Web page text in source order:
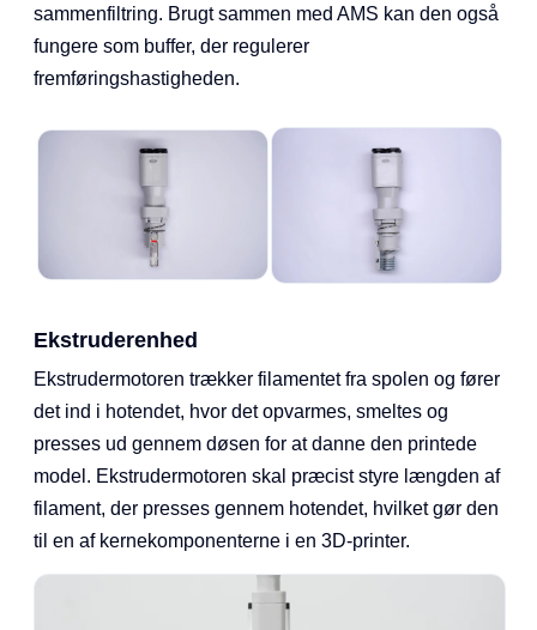
sammenfiltring. Brugt sammen med AMS kan den også
fungere som buffer, der regulerer
fremføringshastigheden.
Ekstruderenhed
Ekstrudermotoren trækker filamentet fra spolen og fører
det ind i hotendet, hvor det opvarmes, smeltes og
presses ud gennem døsen for at danne den printede
model. Ekstrudermotoren skal præcist styre længden af
filament, der presses gennem hotendet, hvilket gør den
til en af kernekomponenterne i en 3D-printer.